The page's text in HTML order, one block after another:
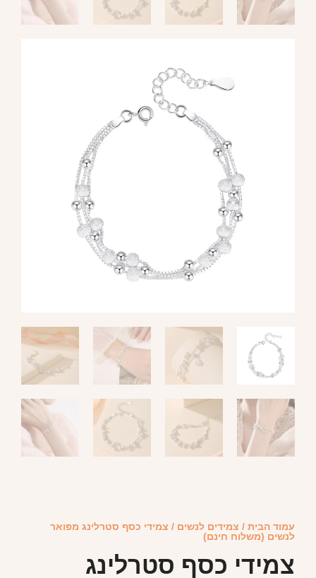
עמוד הבית / צמידים לנשים / צמידי כסף סטרלינג מפואר
לנשים (משלוח חינם)
צמידי כסף סטרלינג